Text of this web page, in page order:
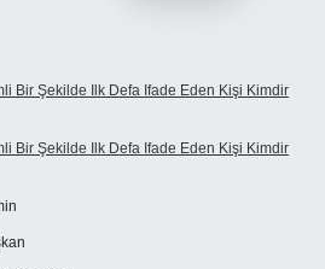
Bir Şekilde Ilk Defa Ifade Eden Kişi Kimdir
Bir Şekilde Ilk Defa Ifade Eden Kişi Kimdir